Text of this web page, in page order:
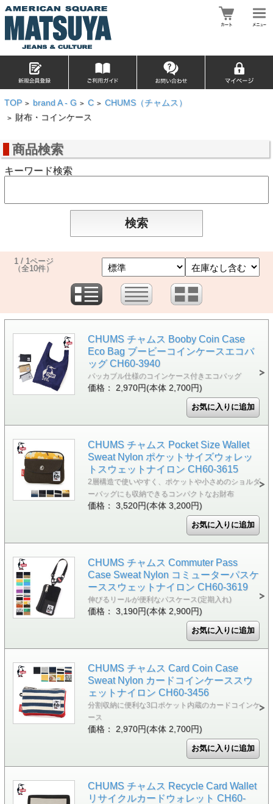
TOP > brand A - G > C > CHUMS（チャムス）
> 財布・コインケース
商品検索
キーワード検索
1 / 1ページ
（全10件）
CHUMS チャムス Booby Coin Case
Eco Bag ブービーコインケースエコバ
ッグ CH60-3940
パッカブル仕様のコインケース付きエコバッグ
価格： 2,970円(本体 2,700円)
CHUMS チャムス Pocket Size Wallet
Sweat Nylon ポケットサイズウォレッ
トスウェットナイロン CH60-3615
2層構造で使いやすく、ポケットや小さめのショルダ
ーバッグにも収納できるコンパクトなお財布
価格： 3,520円(本体 3,200円)
CHUMS チャムス Commuter Pass
Case Sweat Nylon コミューターパスケ
ーススウェットナイロン CH60-3619
伸びるリールが便利なパスケース(定期入れ)
価格： 3,190円(本体 2,900円)
CHUMS チャムス Card Coin Case
Sweat Nylon カードコインケーススウ
ェットナイロン CH60-3456
分割収納に便利な3口ポケット内蔵のカードコインケ
ース
価格： 2,970円(本体 2,700円)
CHUMS チャムス Recycle Card Wallet
リサイクルカードウォレット CH60-